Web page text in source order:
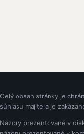
Celý obsah stránky je
súhlasu majiteľa je
Názory prezentované v